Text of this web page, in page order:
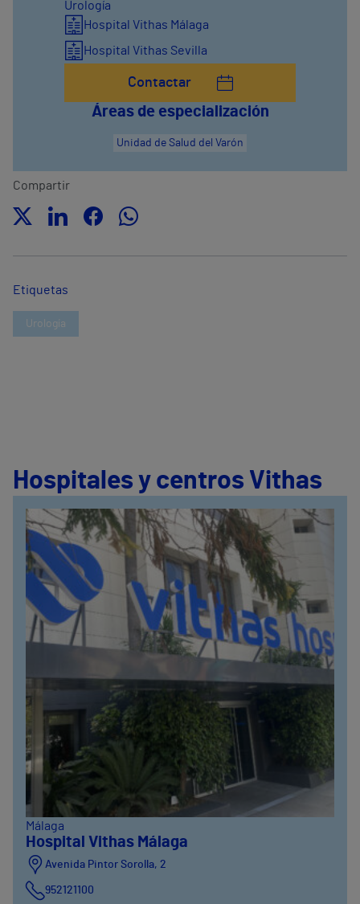
Urología
Hospital Vithas Málaga
Hospital Vithas Sevilla
Contactar
Áreas de especialización
Unidad de Salud del Varón
Compartir
Etiquetas
Urología
Hospitales y centros Vithas
Málaga
Hospital Vithas Málaga
Avenida Pintor Sorolla, 2
952121100